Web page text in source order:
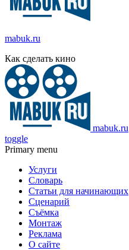
mabuk.ru
Как сделать кино
mabuk.ru
toggle
Primary menu
Услуги
Словарь
Статьи для начинающих
Сценарий
Съёмка
Монтаж
Реклама
О сайте